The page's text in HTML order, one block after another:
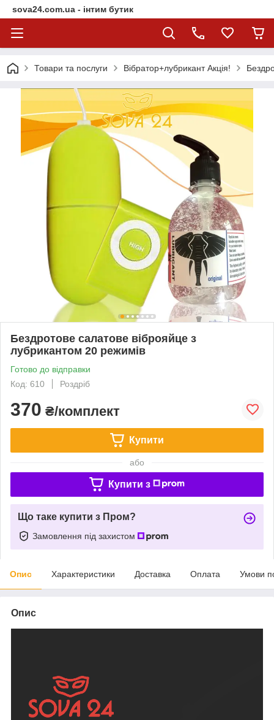
sova24.com.ua - інтим бутик
Товари та послуги Вібратор+лубрикант Акція!
Бездротове салатове віброяйце з
лубрикантом 20 режимів
Готово до відправки
Код: 610
Роздріб
370 ₴/комплект
Купити
або
Купити з
Що таке купити з Пром?
Замовлення під захистом
Опис Характеристики Доставка Оплата Умови
Опис